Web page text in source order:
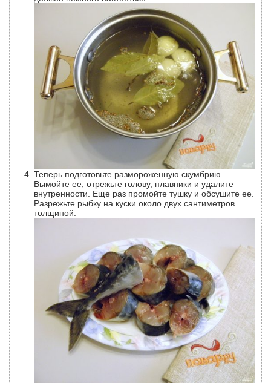
Теперь подготовьте размороженную скумбрию.
Вымойте ее, отрежьте голову, плавники и удалите
внутренности. Еще раз промойте тушку и обсушите ее.
Разрежьте рыбку на куски около двух сантиметров
толщиной.